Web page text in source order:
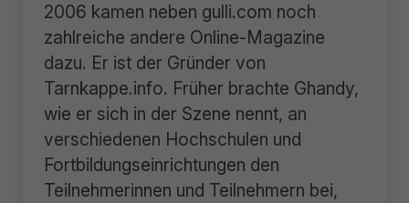
2006 kamen neben gulli.com noch
zahlreiche andere Online-Magazine
dazu. Er ist der Gründer von
Tarnkappe.info. Früher brachte Ghandy,
wie er sich in der Szene nennt, an
verschiedenen Hochschulen und
Fortbildungseinrichtungen den
Teilnehmerinnen und Teilnehmern bei,